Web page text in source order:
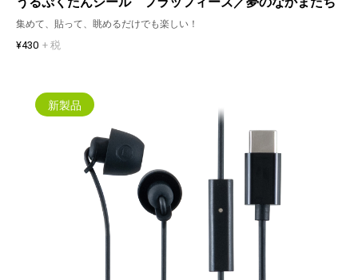
集めて、貼って、眺めるだけでも楽しい！
¥430 + 税
新製品